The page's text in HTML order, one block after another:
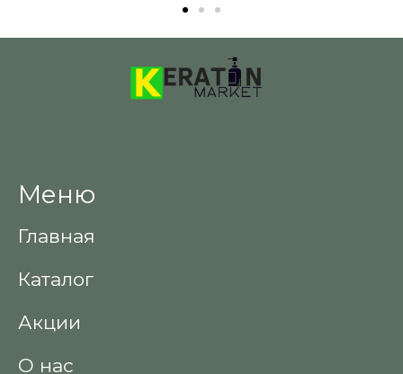
Меню
Главная
Каталог
Акции
О нас